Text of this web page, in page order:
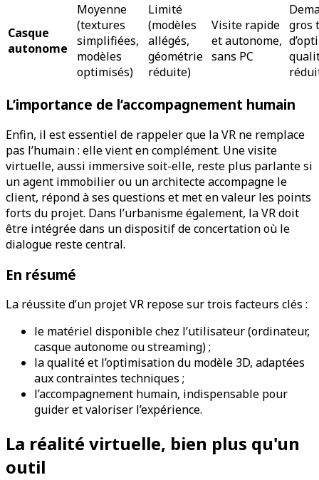
Casque
autonome
Moyenne
(textures
simplifiées,
modèles
optimisés)
Limité
(modèles
allégés,
géométrie
réduite)
Visite rapide
et autonome,
sans PC
gros
L’importance de l’accompagnement humain
Enfin, il est essentiel de rappeler que la VR ne remplace
pas l’humain : elle vient en complément. Une visite
virtuelle, aussi immersive soit-elle, reste plus parlante si
un agent immobilier ou un architecte accompagne le
client, répond à ses questions et met en valeur les points
forts du projet. Dans l’urbanisme également, la VR doit
être intégrée dans un dispositif de concertation où le
dialogue reste central.
En résumé
La réussite d’un projet VR repose sur trois facteurs clés :
le matériel disponible chez l’utilisateur (ordinateur,
casque autonome ou streaming) ;
la qualité et l’optimisation du modèle 3D, adaptées
aux contraintes techniques ;
l’accompagnement humain, indispensable pour
guider et valoriser l’expérience.
La réalité virtuelle, bien plus qu'un
outil